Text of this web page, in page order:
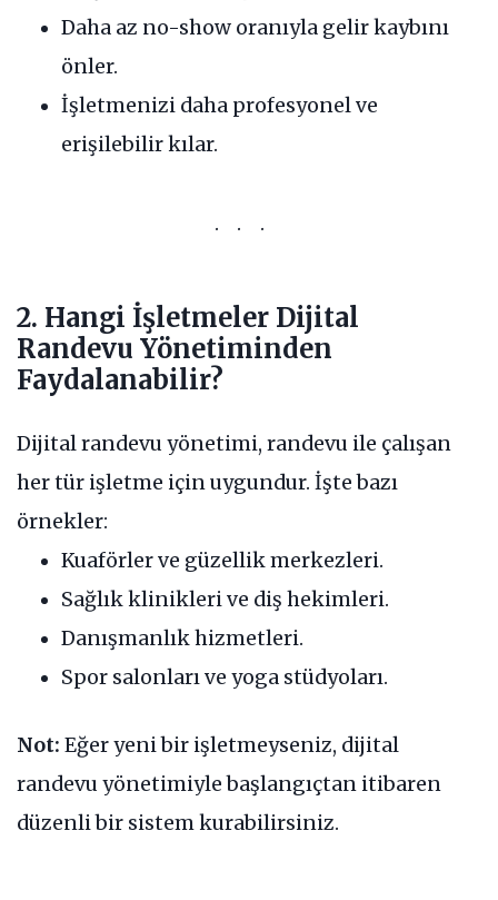
Daha az no-show oranıyla gelir kaybını
önler.
İşletmenizi daha profesyonel ve
erişilebilir kılar.
2. Hangi İşletmeler Dijital
Randevu Yönetiminden
Faydalanabilir?
Dijital randevu yönetimi, randevu ile çalışan
her tür işletme için uygundur. İşte bazı
örnekler:
Kuaförler ve güzellik merkezleri.
Sağlık klinikleri ve diş hekimleri.
Danışmanlık hizmetleri.
Spor salonları ve yoga stüdyoları.
Not: Eğer yeni bir işletmeyseniz, dijital
randevu yönetimiyle başlangıçtan itibaren
düzenli bir sistem kurabilirsiniz.